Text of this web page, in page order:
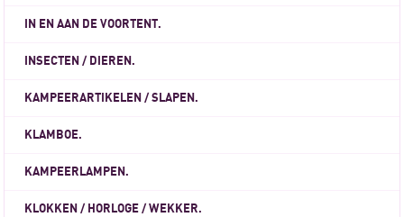
IN EN AAN DE VOORTENT.
INSECTEN / DIEREN.
KAMPEERARTIKELEN / SLAPEN.
KLAMBOE.
KAMPEERLAMPEN.
KLOKKEN / HORLOGE / WEKKER.